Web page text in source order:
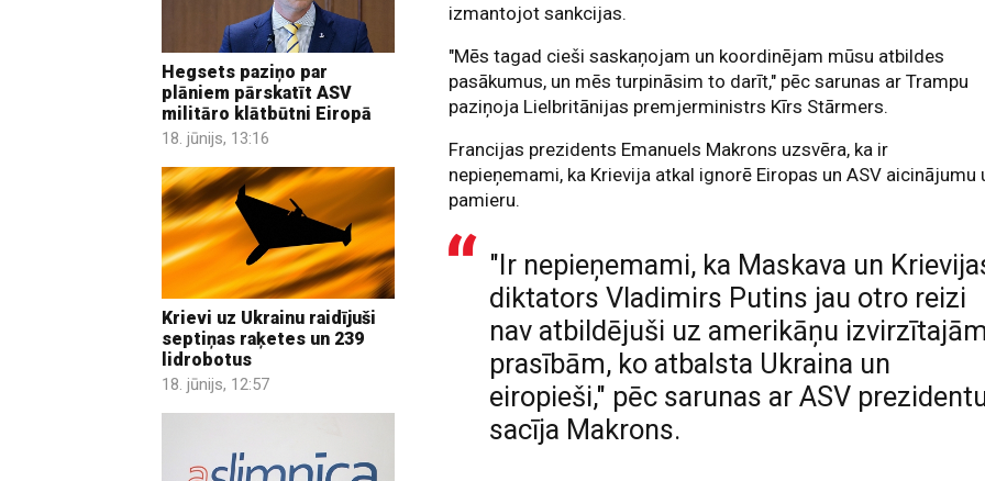
Hegsets paziņo par
plāniem pārskatīt ASV
militāro klātbūtni Eiropā
18. jūnijs, 13:16
Krievi uz Ukrainu raidījuši
septiņas raķetes un 239
lidrobotus
18. jūnijs, 12:57
izmantojot sankcijas.
"Mēs tagad cieši saskaņojam un koordinējam mūsu atbildes
pasākumus, un mēs turpināsim to darīt," pēc sarunas ar Trampu
paziņoja Lielbritānijas premjerministrs Kīrs Stārmers.
Francijas prezidents Emanuels Makrons uzsvēra, ka ir
nepieņemami, ka Krievija atkal ignorē Eiropas un ASV aicinājumu
pamieru.
"Ir nepieņemami, ka Maskava un
diktators Vladimirs Putins jau otro reizi
nav atbildējuši uz amerikāņu izvirzītajām
prasībām, ko atbalsta Ukraina un
eiropieši," pēc sarunas ar ASV
sacīja Makrons.